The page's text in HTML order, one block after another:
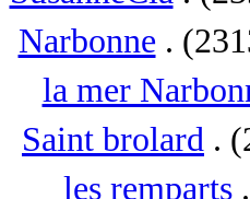
Narbonne .
la mer
Saint brolard .
les remparts